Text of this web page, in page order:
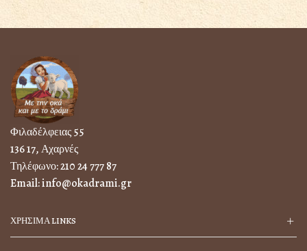
Φιλαδέλφειας 55
136 17, Αχαρνές
Τηλέφωνο:210 24 777 87
Email:info@okadrami.gr
ΧΡΗΣΙΜΑ LINKS